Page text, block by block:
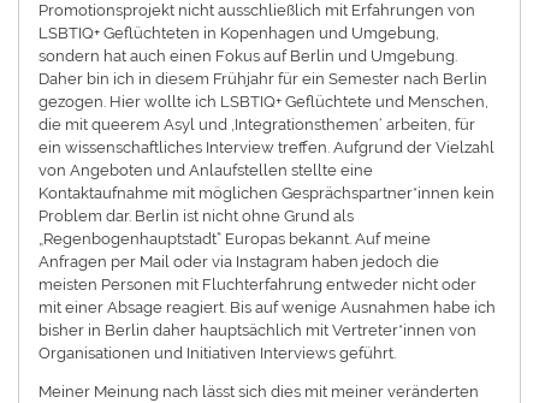
Promotionsprojekt nicht ausschließlich mit Erfahrungen von
LSBTIQ+ Geflüchteten in Kopenhagen und Umgebung,
sondern hat auch einen Fokus auf Berlin und Umgebung.
Daher bin ich in diesem Frühjahr für ein Semester nach Berlin
gezogen. Hier wollte ich LSBTIQ+ Geflüchtete und Menschen,
die mit queerem Asyl und ‚Integrationsthemen‘ arbeiten, für
ein wissenschaftliches Interview treffen. Aufgrund der Vielzahl
von Angeboten und Anlaufstellen stellte eine
Kontaktaufnahme mit möglichen Gesprächspartner*innen kein
Problem dar. Berlin ist nicht ohne Grund als
„Regenbogenhauptstadt“ Europas bekannt. Auf meine
Anfragen per Mail oder via Instagram haben jedoch die
meisten Personen mit Fluchterfahrung entweder nicht oder
mit einer Absage reagiert. Bis auf wenige Ausnahmen habe ich
bisher in Berlin daher hauptsächlich mit Vertreter*innen von
Organisationen und Initiativen Interviews geführt.
Meiner Meinung nach lässt sich dies mit meiner veränderten